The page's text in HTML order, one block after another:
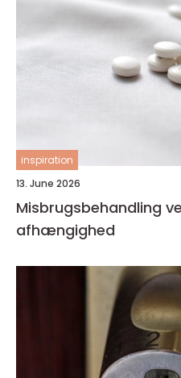
inspiration
13. June 2026
Misbrugsbehandling vejen til et liv uden
afhængighed